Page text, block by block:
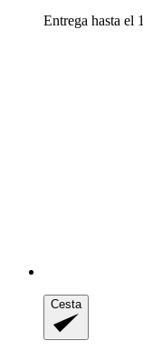
Entrega hasta el
Cesta